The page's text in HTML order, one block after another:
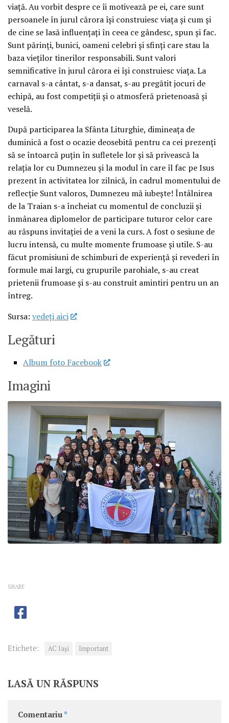
viață. Au vorbit despre ce îi motivează pe ei, care sunt
persoanele în jurul cărora își construiesc viața și cum și
de cine se lasă influențați în ceea ce gândesc, spun și fac.
Sunt părinți, bunici, oameni celebri și sfinți care stau la
baza vieților tinerilor responsabili. Sunt valori
semnificative în jurul cărora ei își construiesc viața. La
carnaval s-a cântat, s-a dansat, s-au pregătit jocuri de
echipă, au fost competiții și o atmosferă prietenoasă și
veselă.
După participarea la Sfânta Liturghie, dimineața de
duminică a fost o ocazie deosebită pentru ca cei prezenți
să se întoarcă puțin în sufletele lor și să privească la
relația lor cu Dumnezeu și la modul în care îl fac pe Isus
prezent în activitatea lor zilnică, în cadrul momentului de
reflecție Sunt valoros, Dumnezeu mă iubește! Întâlnirea
de la Traian s-a încheiat cu momentul de concluzii și
înmânarea diplomelor de participare tuturor celor care
au răspuns invitației de a veni la curs. A fost o sesiune de
lucru intensă, cu multe momente frumoase și utile. S-au
făcut promisiuni de schimburi de experiență și revederi în
formule mai largi, cu grupurile parohiale, s-au creat
prietenii frumoase și s-au construit amintiri pentru un an
întreg.
Sursa: vedeţi aici
Legături
Album foto Facebook
Imagini
SHARE
Etichete: AC Iași Important
LASĂ UN RĂSPUNS
Comentariu *